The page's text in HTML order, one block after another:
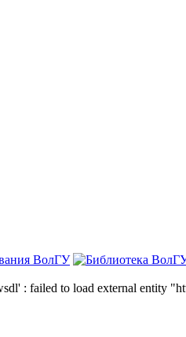
ВолГУ
: failed to load external entity